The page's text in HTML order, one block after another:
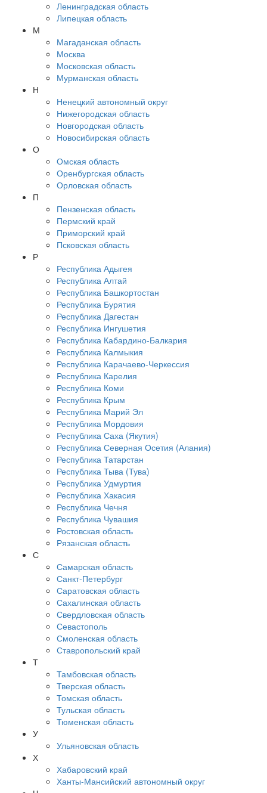
Ленинградская область
Липецкая область
М
Магаданская область
Москва
Московская область
Мурманская область
Н
Ненецкий автономный округ
Нижегородская область
Новгородская область
Новосибирская область
О
Омская область
Оренбургская область
Орловская область
П
Пензенская область
Пермский край
Приморский край
Псковская область
Р
Республика Адыгея
Республика Алтай
Республика Башкортостан
Республика Бурятия
Республика Дагестан
Республика Ингушетия
Республика Кабардино-Балкария
Республика Калмыкия
Республика Карачаево-Черкессия
Республика Карелия
Республика Коми
Республика Крым
Республика Марий Эл
Республика Мордовия
Республика Саха (Якутия)
Республика Северная Осетия (Алания)
Республика Татарстан
Республика Тыва (Тува)
Республика Удмуртия
Республика Хакасия
Республика Чечня
Республика Чувашия
Ростовская область
Рязанская область
С
Самарская область
Санкт-Петербург
Саратовская область
Сахалинская область
Свердловская область
Севастополь
Смоленская область
Ставропольский край
Т
Тамбовская область
Тверская область
Томская область
Тульская область
Тюменская область
У
Ульяновская область
Х
Хабаровский край
Ханты-Мансийский автономный округ